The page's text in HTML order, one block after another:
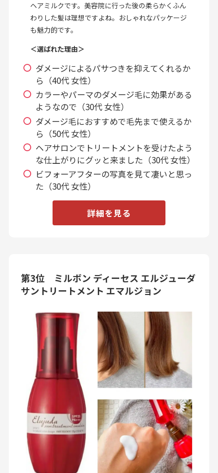
ヘアミルクです。美容院に行った後の柔らかくふん
わりした髪は理想ですよね。おしゃれなパッケージ
も魅力的です。
＜選ばれた理由＞
ダメージによるパサつきを抑えてくれるか
ら（40代 女性）
カラーやパーマのダメージ毛に効果がある
ようなので（30代 女性）
ダメージ毛におすすめで毛先まで使えるか
ら（50代 女性）
ヘアサロンでトリートメントを受けたよう
な仕上がりにグッと来ました（30代 女性）
ビフォーアフターの写真を見て凄いと思っ
た（30代 女性）
詳細を見る
第3位 ミルボン ディーセス エルジューダ
サントリートメント エマルジョン